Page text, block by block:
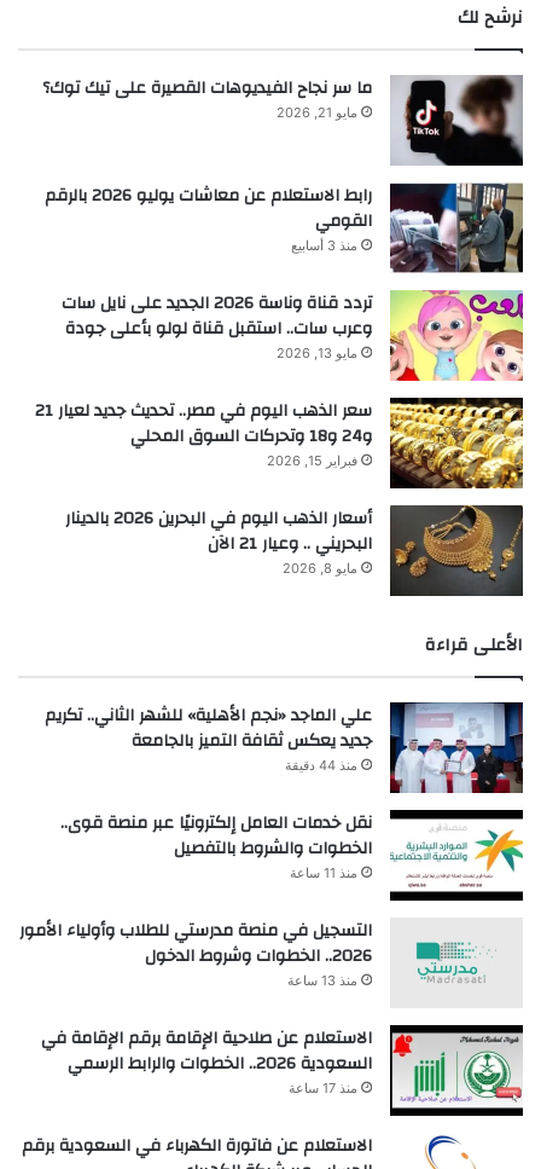
نرشح لك
ما سر نجاح الفيديوهات القصيرة على تيك توك؟
مايو 21, 2026
رابط الاستعلام عن معاشات يوليو 2026 بالرقم
القومي
منذ 3 أسابيع
تردد قناة وناسة 2026 الجديد على نايل سات
وعرب سات.. استقبل قناة لولو بأعلى جودة
مايو 13, 2026
سعر الذهب اليوم في مصر.. تحديث جديد لعيار 21
و24 و18 وتحركات السوق المحلي
فبراير 15, 2026
أسعار الذهب اليوم في البحرين 2026 بالدينار
البحريني .. وعيار 21 الآن
مايو 8, 2026
الأعلى قراءة
علي الماجد «نجم الأهلية» للشهر الثاني.. تكريم
جديد يعكس ثقافة التميز بالجامعة
منذ 44 دقيقة
نقل خدمات العامل إلكترونيًا عبر منصة قوى..
الخطوات والشروط بالتفصيل
منذ 11 ساعة
التسجيل في منصة مدرستي للطلاب وأولياء الأمور
2026.. الخطوات وشروط الدخول
منذ 13 ساعة
الاستعلام عن صلاحية الإقامة برقم الإقامة في
السعودية 2026.. الخطوات والرابط الرسمي
منذ 17 ساعة
الاستعلام عن فاتورة الكهرباء في السعودية برقم